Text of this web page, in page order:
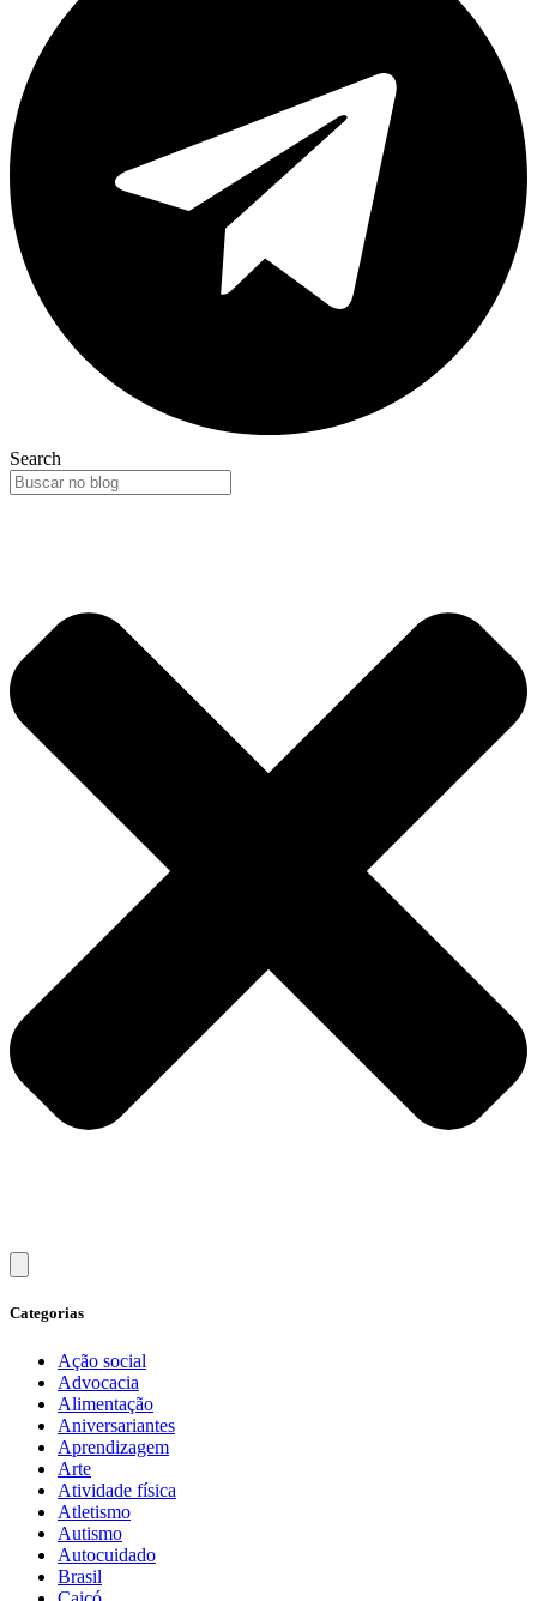
Search
Categorias
Ação social
Advocacia
Alimentação
Aniversariantes
Aprendizagem
Arte
Atividade física
Atletismo
Autismo
Autocuidado
Brasil